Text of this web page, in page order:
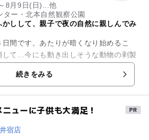
8月9日(日)...他
ター・北本自然観察公園
しして、親子で夜の自然に親しんでみ
間です。あたりが暗くなり始めるこ
して…今にも動き出しそうな動物の剥製
プ！いつもとは違う、ちょっぴり謎め
で、みな...
続きをみる
ューに子供も大満足！